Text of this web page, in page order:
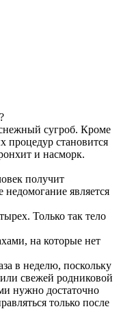
сугроб. Кроме
процедур становится
и насморк.
получит
является
Только так тело
на которые нет
в неделю, поскольку
свежей родниковой
нужно достаточно
только после